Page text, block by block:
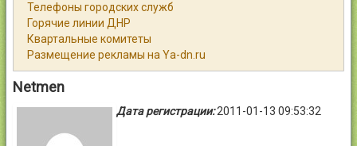
Объявления
Помощь
Контакты
Телефоны городских служб
Горячие линии ДНР
Квартальные комитеты
Размещение рекламы на Ya-dn.ru
Netmen
Дата регистрации:2011-01-13 09:53:32